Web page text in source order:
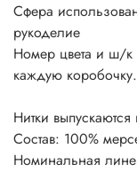
Сфера
рукоделие
Номер цвета и ш/к
каждую коробочку.
Нитки
Состав: 100%
Номинальная